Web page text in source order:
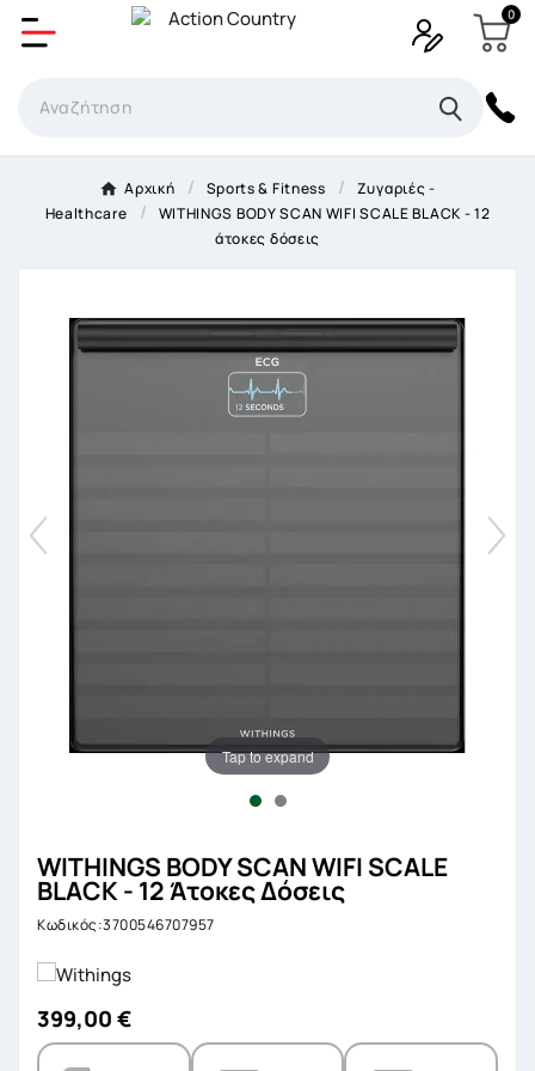
0
Αρχική Sports & Fitness
Ζυγαριές -
Healthcare
WITHINGS BODY SCAN WIFI SCALE BLACK - 12
άτοκες δόσεις
Tap to expand
WITHINGS BODY SCAN WIFI SCALE
BLACK - 12 Άτοκες Δόσεις
Κωδικός:3700546707957
399,00 €
Δημιουργία λίστα επιθυμητών
×
Όνομα Λίστα επιθυμιτών
Ακύρωση Δημιουργία λίστα επιθυμητών